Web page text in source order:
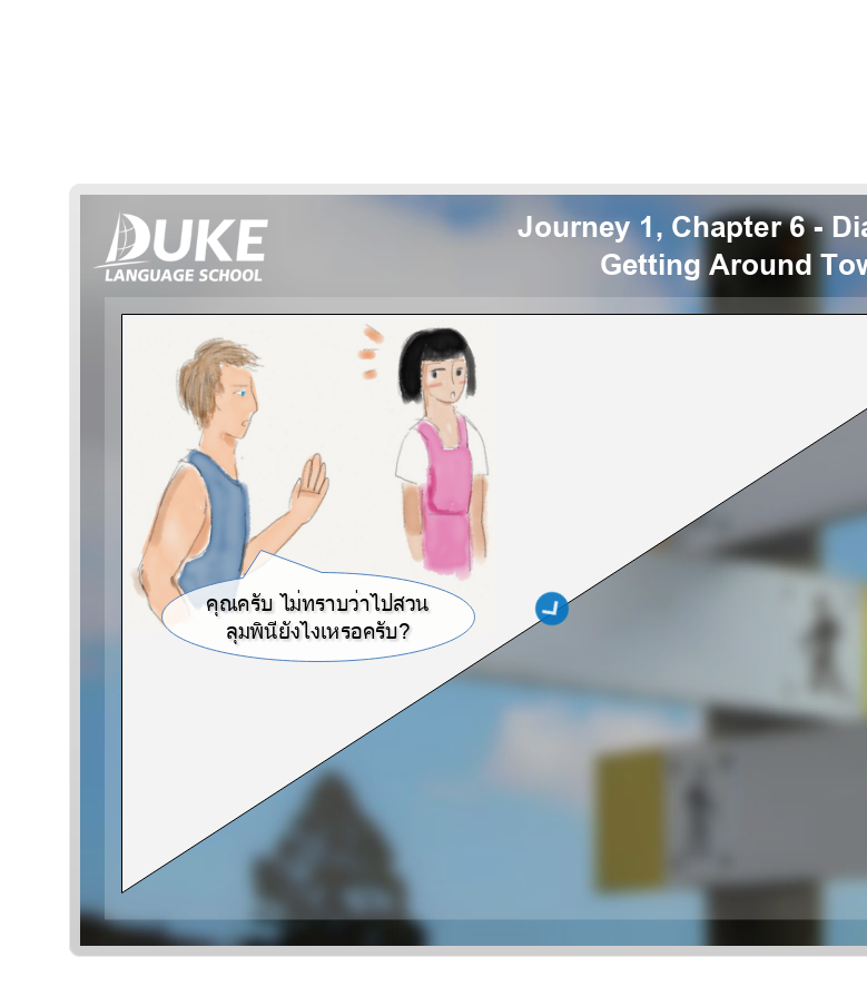
ณบ ไทาบวาไปสว
ลยงไงเหอบ?
ณบ ไทาบวาไปสว
ลยงไงเหอบ?